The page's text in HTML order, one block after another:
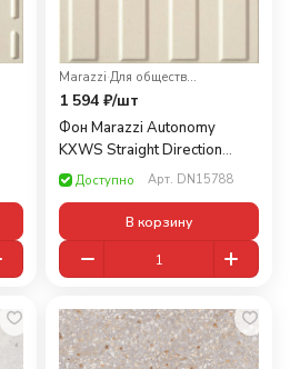
Marazzi· Для общественных помещений
1 594 ₽/шт
Фон Marazzi Autonomy
KXWS Straight Direction
Code 20x20
Доступно Арт. DN15788
В корзину